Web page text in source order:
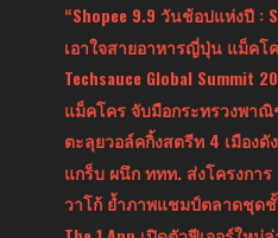
“Shopee 9.9 วันช้อปแห่งปี :
เอาใจสายอาหารญี่ปุ่น แม็ค
Techsauce Global Summit
แม็คโคร จับมือกระทรวงพา
ตะลุยวอล์คกิ้งสตรีท 4 เมือง
แกร็บ ผนึก ททท. ส่งโครงการ
วาโก้ ย้ำภาพแชมป์ตลาดชุด